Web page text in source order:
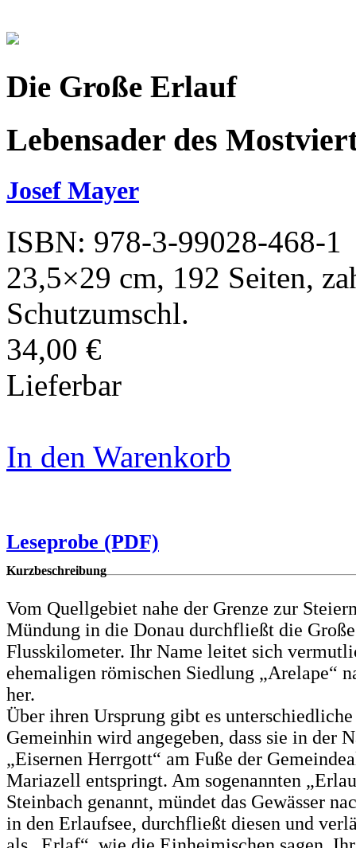
Die Große Erlauf
Lebensader des
Josef Mayer
ISBN: 978-3-99028-468-1
23,5×29 cm, 192 Seiten,
Schutzumschl.
34,00 €
Lieferbar
In den Warenkorb
Leseprobe (PDF)
Kurzbeschreibung
Vom Quellgebiet nahe der Grenze zur
Mündung in die Donau durchfließt die
Flusskilometer. Ihr Name leitet sich
ehemaligen römischen Siedlung „Arelape“
her.
Über ihren Ursprung gibt es
Gemeinhin wird angegeben, dass sie in der
„Eisernen Herrgott“ am Fuße der
Mariazell entspringt. Am sogenannten
Steinbach genannt, mündet das Gewässer
in den Erlaufsee, durchfließt diesen und